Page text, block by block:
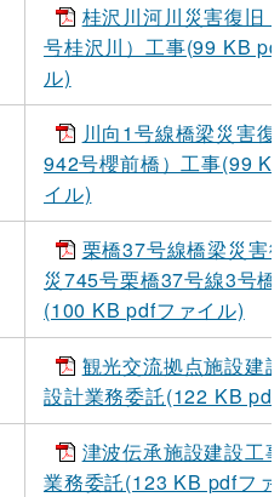
桂沢川河川災害復旧
号桂沢川）工事(99 KB
ル)
川向1号線橋梁災害
942号櫻前橋）工事(99
イル)
栗橋37号線橋梁災害
災745号栗橋37号線3号
(100 KB pdfファイル)
観光交流拠点施設建
設計業務委託(122 KB
津波伝承施設建設工
業務委託(123 KB pdfフ